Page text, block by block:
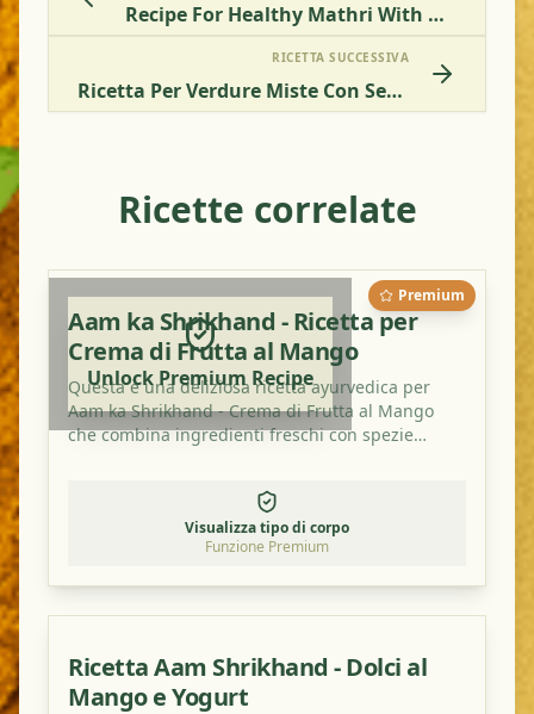
Recipe For Healthy Mathri With Mixed Seeds
RICETTA SUCCESSIVA
Ricetta Per Verdure Miste Con Semi Di Jackfruit
Ricette correlate
Premium
Unlock Premium Recipe
Aam ka Shrikhand - Ricetta per
Crema di Frutta al Mango
Questa è una deliziosa ricetta ayurvedica per
Aam ka Shrikhand - Crema di Frutta al Mango
che combina ingredienti freschi con spezie
Visualizza tipo di corpo
Funzione Premium
Ricetta Aam Shrikhand - Dolci al
Mango e Yogurt